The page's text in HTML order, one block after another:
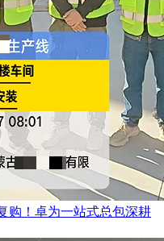
购！卓为一站式总包深耕